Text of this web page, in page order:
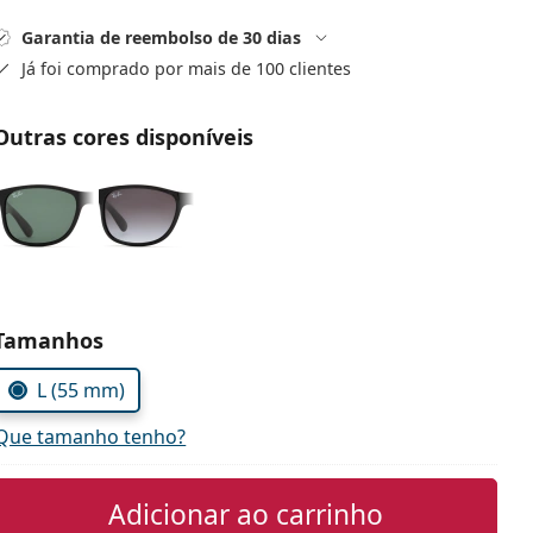
Garantia de reembolso de 30 dias
Já foi comprado por mais de 100 clientes
cores disponíveis
parâmetros
L (55 mm)
tamanho tenho?
Adicionar ao carrinho